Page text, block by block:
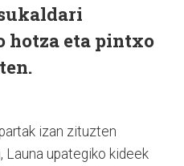
hotza eta pintxo
izan zituzten
Launa upategiko kideek